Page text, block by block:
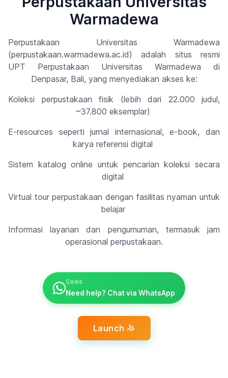
Warmadewa
Perpustakaan Universitas Warmadewa
(perpustakaan.warmadewa.ac.id) adalah situs resmi
UPT Perpustakaan Universitas Warmadewa di
Denpasar, Bali, yang menyediakan akses ke:
Koleksi perpustakaan fisik (lebih dari 22.000 judul,
~37.800 eksemplar)
E-resources seperti jurnal internasional, e-book, dan
karya referensi digital
Sistem katalog online untuk pencarian koleksi secara
digital
Virtual tour perpustakaan dengan fasilitas nyaman untuk
belajar
Informasi layanan dan pengumuman, termasuk jam
operasional perpustakaan.
Sales
Need help? Chat via WhatsApp
Launch